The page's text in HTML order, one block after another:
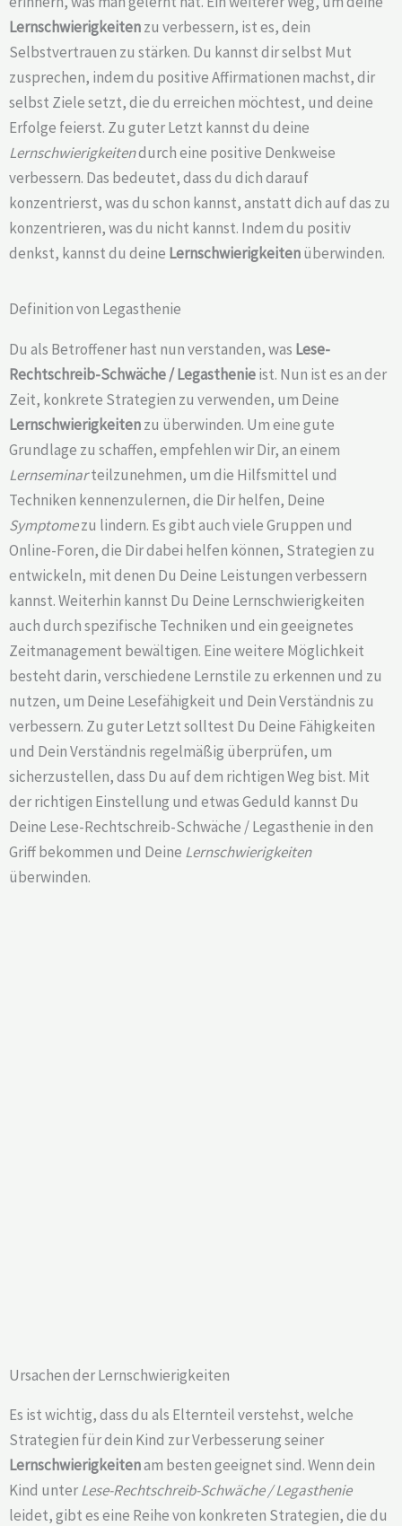
Lernschwierigkeitenzu verbessern, ist es, dein
Selbstvertrauen zu stärken. Du kannst dir selbst Mut
zusprechen, indem du positive Affirmationen machst, dir
selbst Ziele setzt, die du erreichen möchtest, und deine
Erfolge feierst. Zu guter Letzt kannst du deine
Lernschwierigkeitendurch eine positive Denkweise
verbessern. Das bedeutet, dass du dich darauf
konzentrierst, was du schon kannst, anstatt dich auf das zu
konzentrieren, was du nicht kannst. Indem du positiv
denkst, kannst du deine Lernschwierigkeitenüberwinden.
Definition von Legasthenie
Du als Betroffener hast nun verstanden, was Lese-
Rechtschreib-Schwäche /Legasthenieist. Nun ist es an der
Zeit, konkrete Strategien zu verwenden, um Deine
Lernschwierigkeitenzu überwinden. Um eine gute
Grundlage zu schaffen, empfehlen wir Dir, an einem
Lernseminarteilzunehmen, um die Hilfsmittel und
Techniken kennenzulernen, die Dir helfen, Deine
Symptomezu lindern. Es gibt auch viele Gruppen und
Online-Foren, die Dir dabei helfen können, Strategien zu
entwickeln, mit denen Du Deine Leistungen verbessern
kannst. Weiterhin kannst Du Deine Lernschwierigkeiten
auch durch spezifische Techniken und ein geeignetes
Zeitmanagement bewältigen. Eine weitere Möglichkeit
besteht darin, verschiedene Lernstile zu erkennen und zu
nutzen, um Deine Lesefähigkeit und Dein Verständnis zu
verbessern. Zu guter Letzt solltest Du Deine Fähigkeiten
und Dein Verständnis regelmäßig überprüfen, um
sicherzustellen, dass Du auf dem richtigen Weg bist. Mit
der richtigen Einstellung und etwas Geduld kannst Du
Deine Lese-Rechtschreib-Schwäche / Legasthenie in den
Griff bekommen und Deine Lernschwierigkeiten
überwinden.
Ursachen der Lernschwierigkeiten
Es ist wichtig, dass du als Elternteil verstehst, welche
Strategien für dein Kind zur Verbesserung seiner
Lernschwierigkeitenam besten geeignet sind. Wenn dein
Kind unterLese-Rechtschreib-Schwäche / Legasthenie
leidet, gibt es eine Reihe von konkreten Strategien, die du